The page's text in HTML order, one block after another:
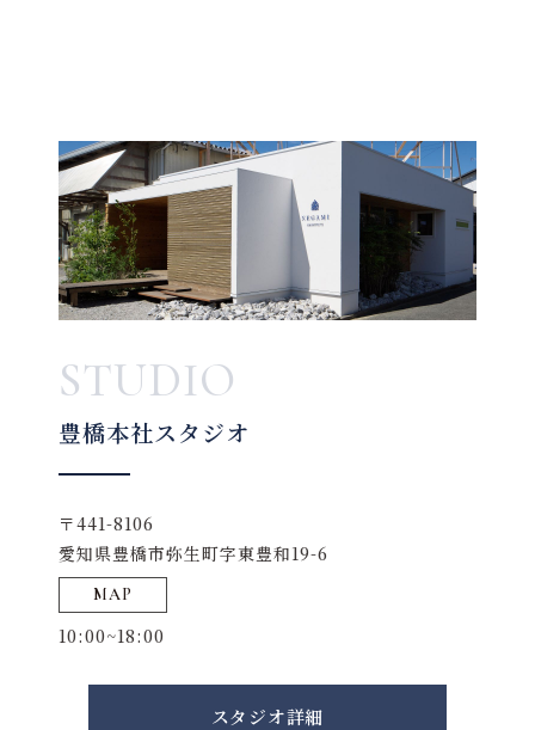
STUDIO
豊橋本社スタジオ
〒441-8106
愛知県豊橋市弥生町字東豊和19-6
MAP
10:00~18:00
スタジオ詳細